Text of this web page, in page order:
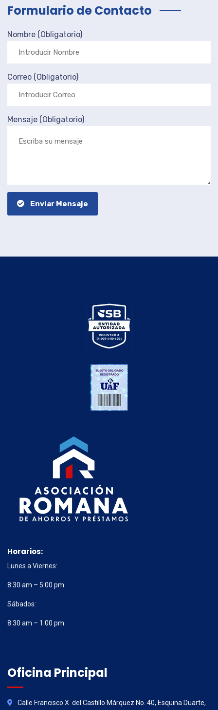
Formulario de Contacto
Nombre (Obligatorio)
Correo (Obligatorio)
Mensaje (Obligatorio)
Enviar Mensaje
Horarios:
Lunes a Viernes:
8:30 am – 5:00 pm
Sábados:
8:30 am – 1:00 pm
Oficina Principal
Calle Francisco X. del Castillo Márquez No. 40, Esquina Duarte,